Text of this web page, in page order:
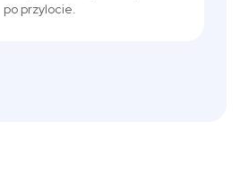
po przylocie.